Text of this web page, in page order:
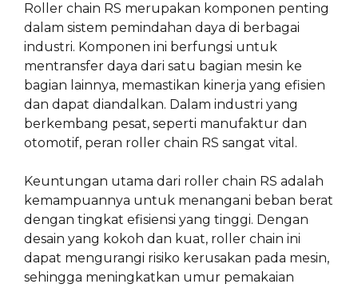
Roller chain RS merupakan komponen penting
dalam sistem pemindahan daya di berbagai
industri. Komponen ini berfungsi untuk
mentransfer daya dari satu bagian mesin ke
bagian lainnya, memastikan kinerja yang efisien
dan dapat diandalkan. Dalam industri yang
berkembang pesat, seperti manufaktur dan
otomotif, peran roller chain RS sangat vital.
Keuntungan utama dari roller chain RS adalah
kemampuannya untuk menangani beban berat
dengan tingkat efisiensi yang tinggi. Dengan
desain yang kokoh dan kuat, roller chain ini
dapat mengurangi risiko kerusakan pada mesin,
sehingga meningkatkan umur pemakaian